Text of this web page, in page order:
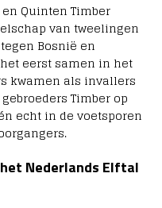
Quinten Timber
van tweelingen
Bosnië en
eerst samen in het
kwamen als invallers
Timber op
echt in de voetsporen
Nederlands Elftal